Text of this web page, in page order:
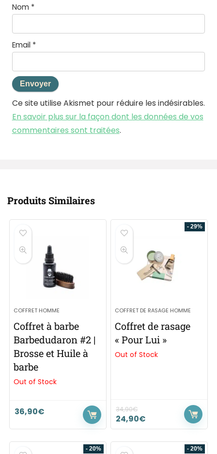
Nom *
Email *
Ce site utilise Akismet pour réduire les indésirables.
En savoir plus sur la façon dont les données de vos
commentaires sont traitées.
Produits Similaires
COFFRET HOMME
Coffret à barbe
Barbedudaron #2 |
Brosse et Huile à
barbe
Out of Stock
36,90€
- 29%
COFFRET DE RASAGE HOMME
Coffret de rasage
« Pour Lui »
Out of Stock
34,90€
24,90€
- 20% - 20%